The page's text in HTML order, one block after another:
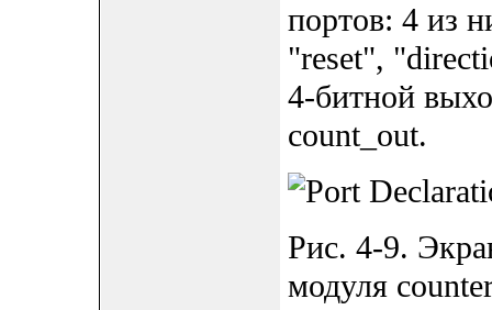
портов: 4 из
"reset",
4-битной
count_out.
Рис. 4-9.
модуля